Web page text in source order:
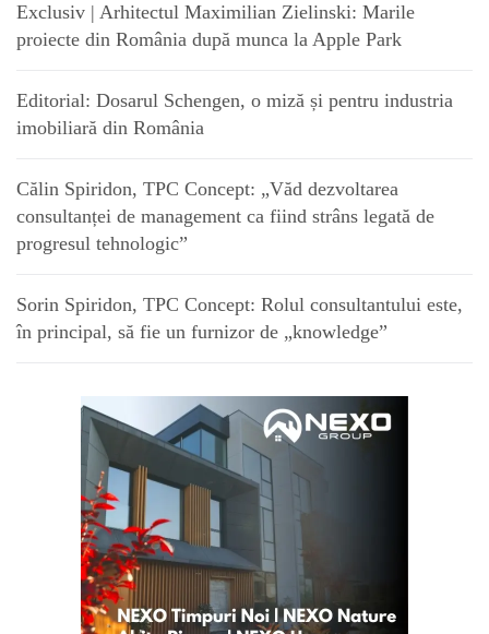
Exclusiv | Arhitectul Maximilian Zielinski: Marile
proiecte din România după munca la Apple Park
Editorial: Dosarul Schengen, o miză și pentru industria
imobiliară din România
Călin Spiridon, TPC Concept: „Văd dezvoltarea
consultanței de management ca fiind strâns legată de
progresul tehnologic”
Sorin Spiridon, TPC Concept: Rolul consultantului este,
în principal, să fie un furnizor de „knowledge”